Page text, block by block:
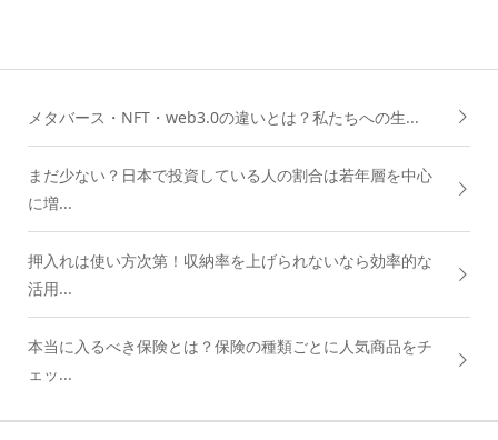
メタバース・NFT・web3.0の違いとは？私たちへの生...
まだ少ない？日本で投資している人の割合は若年層を中心
に増...
押入れは使い方次第！収納率を上げられないなら効率的な
活用...
本当に入るべき保険とは？保険の種類ごとに人気商品をチ
ェッ...